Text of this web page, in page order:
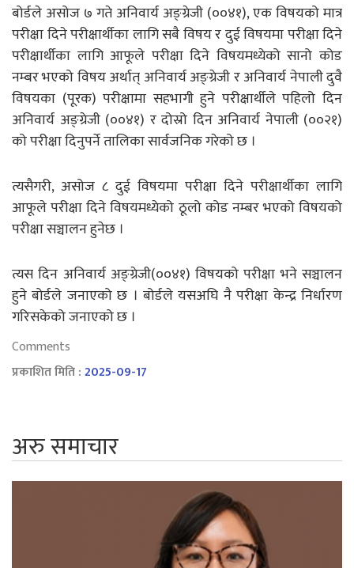
बोर्डले असोज ७ गते अनिवार्य अङ्ग्रेजी (००४१), एक विषयको मात्र
परीक्षा दिने परीक्षार्थीका लागि सबै विषय र दुई विषयमा परीक्षा दिने
परीक्षार्थीका लागि आफूले परीक्षा दिने विषयमध्येको सानो कोड
नम्बर भएको विषय अर्थात् अनिवार्य अङ्ग्रेजी र अनिवार्य नेपाली दुवै
विषयका (पूरक) परीक्षामा सहभागी हुने परीक्षार्थीले पहिलो दिन
अनिवार्य अङ्ग्रेजी (००४१) र दोस्रो दिन अनिवार्य नेपाली (००२१)
को परीक्षा दिनुपर्ने तालिका सार्वजनिक गरेको छ ।
त्यसैगरी, असोज ८ दुई विषयमा परीक्षा दिने परीक्षार्थीका लागि
आफूले परीक्षा दिने विषयमध्येको ठूलो कोड नम्बर भएको विषयको
परीक्षा सञ्चालन हुनेछ ।
त्यस दिन अनिवार्य अङ्ग्रेजी(००४१) विषयको परीक्षा भने सञ्चालन
हुने बोर्डले जनाएको छ । बोर्डले यसअघि नै परीक्षा केन्द्र निर्धारण
गरिसकेको जनाएको छ ।
Comments
प्रकाशित मिति :2025-09-17
अरु समाचार